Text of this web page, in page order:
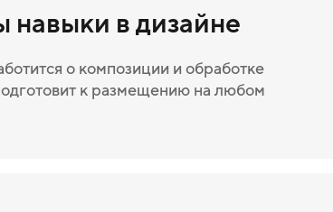
навыки в дизайне
о композиции и обработке
к размещению на любом